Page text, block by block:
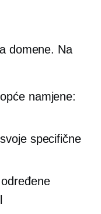
domene. Na
namjene:
specifične